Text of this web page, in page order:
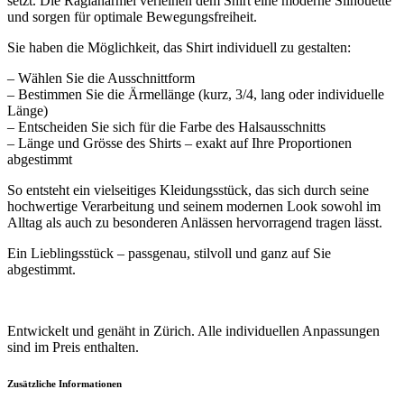
und sorgen für optimale Bewegungsfreiheit.
Sie haben die Möglichkeit, das Shirt individuell zu gestalten:
– Wählen Sie die Ausschnittform
– Bestimmen Sie die Ärmellänge (kurz, 3/4, lang oder individuelle
Länge)
– Entscheiden Sie sich für die Farbe des Halsausschnitts
– Länge und Grösse des Shirts – exakt auf Ihre Proportionen
abgestimmt
So entsteht ein vielseitiges Kleidungsstück, das sich durch seine
hochwertige Verarbeitung und seinem modernen Look sowohl im
Alltag als auch zu besonderen Anlässen hervorragend tragen lässt.
Ein Lieblingsstück – passgenau, stilvoll und ganz auf Sie
abgestimmt.
Entwickelt und genäht in Zürich. Alle individuellen Anpassungen
sind im Preis enthalten.
Zusätzliche Informationen